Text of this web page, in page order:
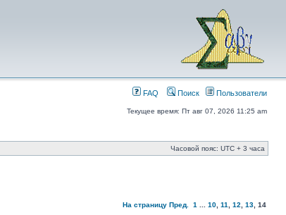
FAQ Поиск Пользователи
Текущее время: Пт авг 07, 2026 11:25 am
Часовой пояс: UTC + 3 часа
На страницу Пред. 1 10 11 12 13 14